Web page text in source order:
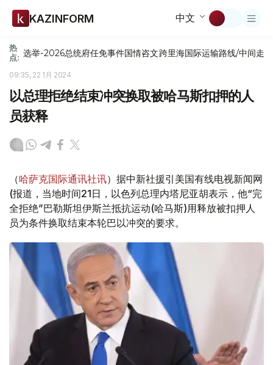
KAZINFORM 中文
热
点: 选举-2026总统府任免事件国情咨文跨里海国际运输路线/中间走廊
09:35, 22 1月 2024
以总理拒绝结束冲突换取被哈马斯扣押的人
员获释
（哈萨克国际通讯社讯）据中新社援引美国有线电视新闻网
(报道，当地时间21日，以色列总理内塔尼亚胡表示，他“完
全拒绝”巴勒斯坦伊斯兰抵抗运动(哈马斯)用释放被扣押人
员为条件换取结束本轮巴以冲突的要求。